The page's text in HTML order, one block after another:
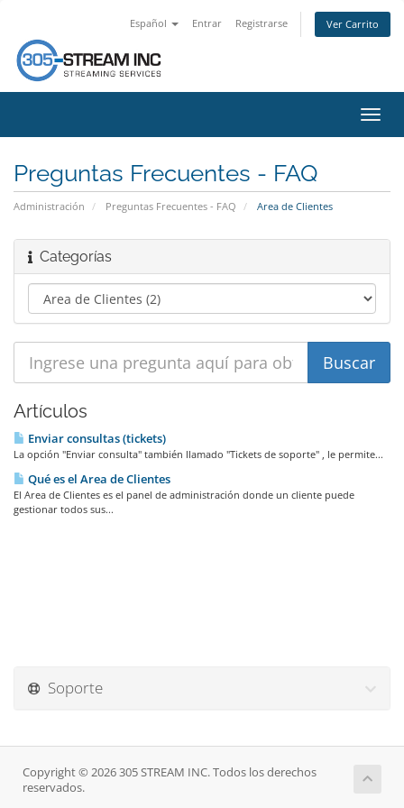
Español Entrar Registrarse Ver Carrito
Preguntas Frecuentes - FAQ
Administración Preguntas Frecuentes - FAQ Area de Clientes
Categorías
Artículos
Enviar consultas (tickets)
La opción "Enviar consulta" también llamado "Tickets de soporte" , le permite...
Qué es el Area de Clientes
El Area de Clientes es el panel de administración donde un cliente puede
gestionar todos sus...
Soporte
Copyright © 2026 305 STREAM INC. Todos los derechos
reservados.